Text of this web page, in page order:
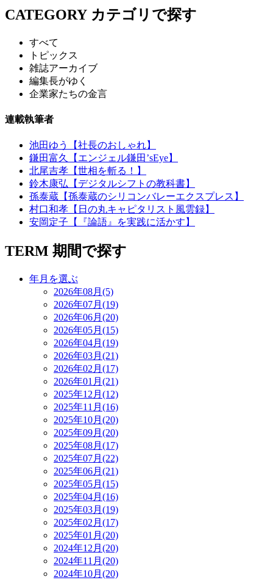
CATEGORY カテゴリで探す
すべて
トピックス
雑誌アーカイブ
編集長がゆく
企業家たちの金言
連載執筆者
池田ゆう【社長のおしゃれ】
鎌田富久【エンジェル鎌田’sEye】
北尾吉孝【世相を斬る！】
鈴木康弘【デジタルシフトの教科書】
孫泰蔵【孫泰蔵のシリコンバレーエクスプレス】
村口和孝【日の丸キャピタリスト風雲録】
安岡定子【『論語』を実践に活かす】
TERM 期間で探す
年月を選ぶ
2026年08月(5)
2026年07月(19)
2026年06月(20)
2026年05月(15)
2026年04月(19)
2026年03月(21)
2026年02月(17)
2026年01月(21)
2025年12月(12)
2025年11月(16)
2025年10月(20)
2025年09月(20)
2025年08月(17)
2025年07月(22)
2025年06月(21)
2025年05月(15)
2025年04月(16)
2025年03月(19)
2025年02月(17)
2025年01月(20)
2024年12月(20)
2024年11月(20)
2024年10月(20)